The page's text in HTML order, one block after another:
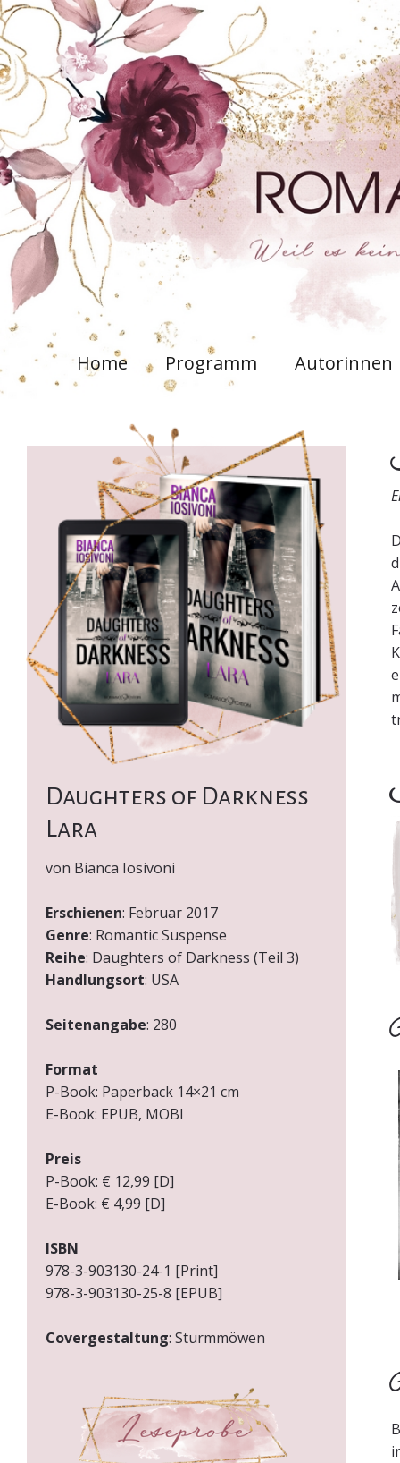
Home Programm Autorinnen
Daughters of Darkness
Lara
von Bianca Iosivoni
Erschienen: Februar 2017
Genre: Romantic Suspense
Reihe: Daughters of Darkness (Teil 3)
Handlungsort: USA
Seitenangabe: 280
Format
P-Book: Paperback 14×21 cm
E-Book: EPUB, MOBI
Preis
P-Book: € 12,99 [D]
E-Book: € 4,99 [D]
ISBN
978-3-903130-24-1 [Print]
978-3-903130-25-8 [EPUB]
Covergestaltung: Sturmmöwen